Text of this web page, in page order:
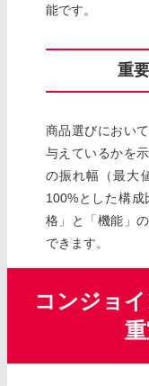
能です。
重
商品選びにおい
与えているかを
の振れ幅（最大
100%とした構
格」と「機能」
できます。
コンジョ